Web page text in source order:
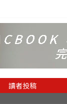
讀者投稿